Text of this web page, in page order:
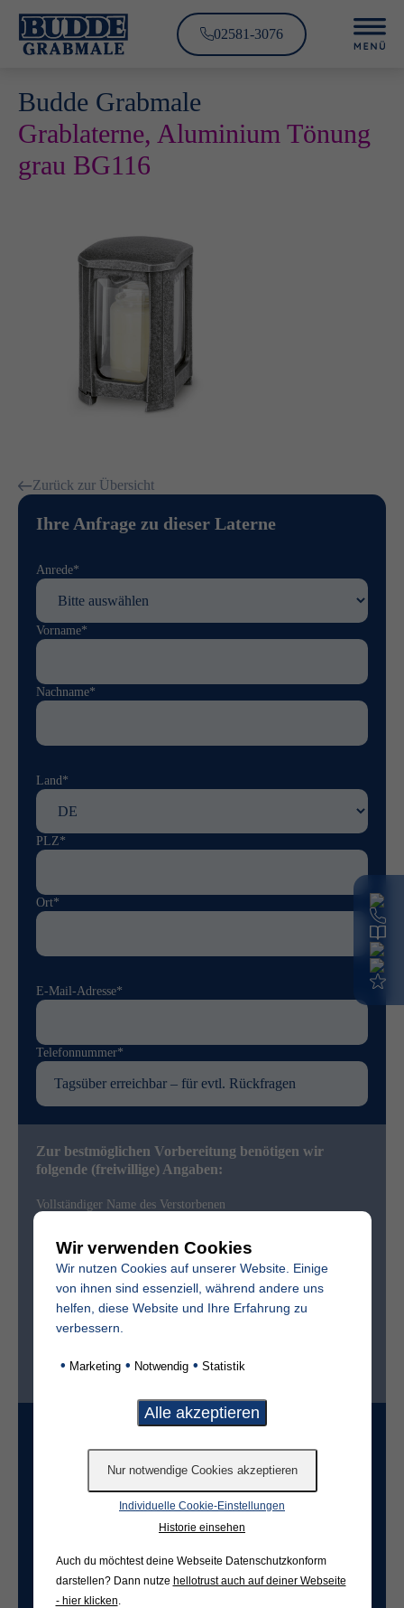
02581-3076
Budde Grabmale
Grablaterne, Aluminium Tönung
grau BG116
Zurück zur Übersicht
Ihre Anfrage zu dieser Laterne
Anrede*
Vorname*
Nachname*
Land*
PLZ*
Ort*
E-Mail-Adresse*
Telefonnummer*
Zur bestmöglichen Vorbereitung benötigen wir
folgende (freiwillige) Angaben:
Vollständiger Name des Verstorbenen
Sterbedatum
nein
Freifeld für evtl. Anmerkungen
Wir verwenden Cookies
Wir nutzen Cookies auf unserer Website. Einige
von ihnen sind essenziell, während andere uns
helfen, diese Website und Ihre Erfahrung zu
verbessern.
• Marketing • Notwendig • Statistik
Individuelle Cookie-Einstellungen
Historie einsehen
Auch du möchtest deine Webseite Datenschutzkonform
darstellen? Dann nutze hellotrust auch auf deiner Webseite
- hier klicken